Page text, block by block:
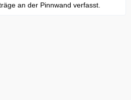
an der Pinnwand verfasst.